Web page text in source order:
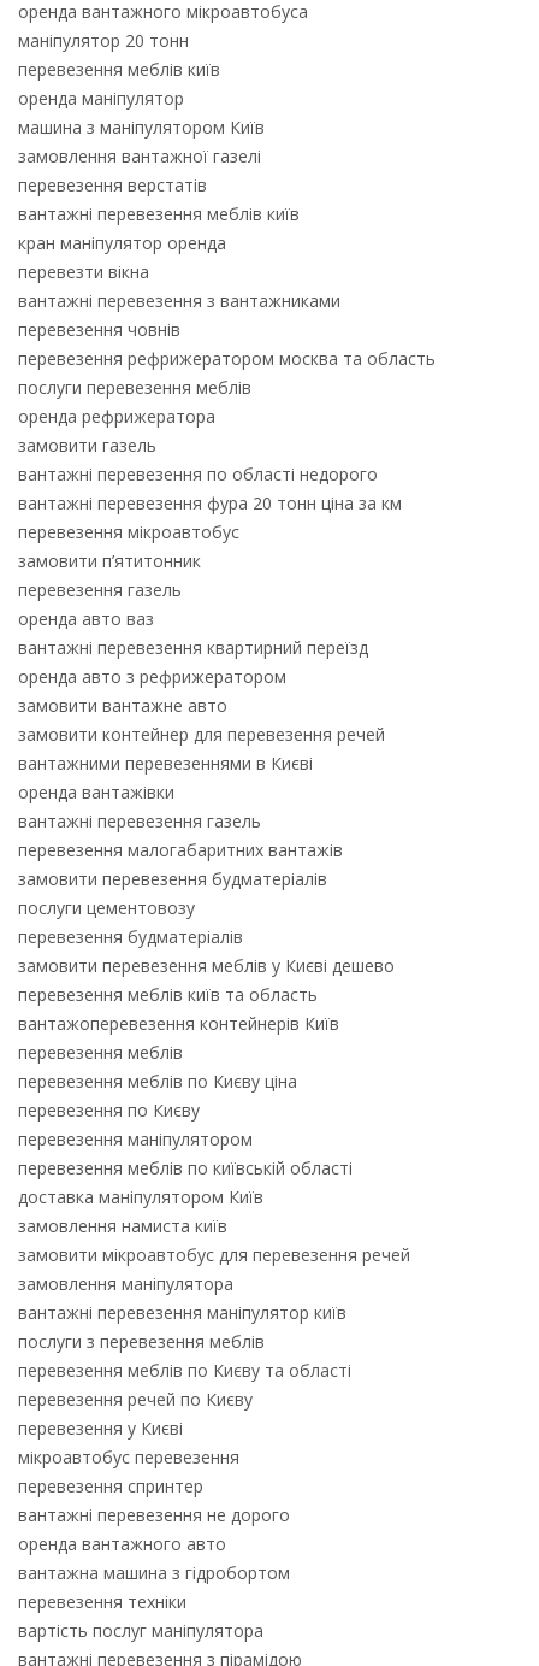
оренда вантажного мікроавтобуса
маніпулятор 20 тонн
перевезення меблів київ
оренда маніпулятор
машина з маніпулятором Київ
замовлення вантажної газелі
перевезення верстатів
вантажні перевезення меблів київ
кран маніпулятор оренда
перевезти вікна
вантажні перевезення з вантажниками
перевезення човнів
перевезення рефрижератором москва та область
послуги перевезення меблів
оренда рефрижератора
замовити газель
вантажні перевезення по області недорого
вантажні перевезення фура 20 тонн ціна за км
перевезення мікроавтобус
замовити п’ятитонник
перевезення газель
оренда авто ваз
вантажні перевезення квартирний переїзд
оренда авто з рефрижератором
замовити вантажне авто
замовити контейнер для перевезення речей
вантажними перевезеннями в Києві
оренда вантажівки
вантажні перевезення газель
перевезення малогабаритних вантажів
замовити перевезення будматеріалів
послуги цементовозу
перевезення будматеріалів
замовити перевезення меблів у Києві дешево
перевезення меблів київ та область
вантажоперевезення контейнерів Київ
перевезення меблів
перевезення меблів по Києву ціна
перевезення по Києву
перевезення маніпулятором
перевезення меблів по київській області
доставка маніпулятором Київ
замовлення намиста київ
замовити мікроавтобус для перевезення речей
замовлення маніпулятора
вантажні перевезення маніпулятор київ
послуги з перевезення меблів
перевезення меблів по Києву та області
перевезення речей по Києву
перевезення у Києві
мікроавтобус перевезення
перевезення спринтер
вантажні перевезення не дорого
оренда вантажного авто
вантажна машина з гідробортом
перевезення техніки
вартість послуг маніпулятора
вантажні перевезення з пірамідою